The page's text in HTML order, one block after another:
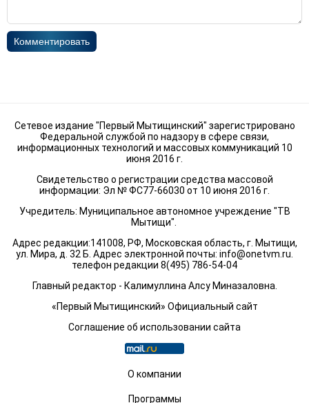
Комментировать
Сетевое издание "Первый Мытищинский" зарегистрировано
Федеральной службой по надзору в сфере связи,
информационных технологий и массовых коммуникаций 10
июня 2016 г.
Свидетельство о регистрации средства массовой
информации: Эл № ФС77-66030 от 10 июня 2016 г.
Учредитель: Муниципальное автономное учреждение "ТВ
Мытищи".
Адрес редакции:141008, РФ, Московская область, г. Мытищи,
ул. Мира, д. 32 Б. Адрес электронной почты: info@onetvm.ru
телефон редакции 8(495) 786-54-04
Главный редактор - Калимуллина Алсу Миназаловна.
«Первый Мытищинский» Официальный сайт
Соглашение об использовании сайта
О компании
Программы